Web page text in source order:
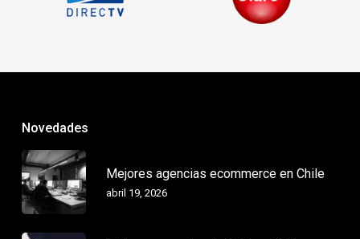
Novedades
Mejores agencias ecommerce en Chile
abril 19, 2026